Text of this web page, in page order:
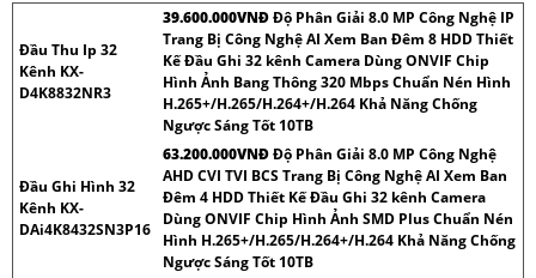
Đầu Thu Ip 32
Kênh KX-
D4K8832NR3
39.600.000VNÐĐộ Phân Giải 8.0 MP Công Nghệ IP
Trang Bị Công Nghệ AI Xem Ban Đêm 8 HDD Thiết
Kế Đầu Ghi 32 kênh Camera Dùng ONVIF Chip
Hình Ảnh Bang Thông 320 Mbps Chuẩn Nén Hình
H.265+/H.265/H.264+/H.264 Khả Năng Chống
Ngược Sáng Tốt 10TB
Đầu Ghi Hình 32
Kênh KX-
DAi4K8432SN3P16
63.200.000VNÐĐộ Phân Giải 8.0 MP Công Nghệ
AHD CVI TVI BCS Trang Bị Công Nghệ AI Xem Ban
Đêm 4 HDD Thiết Kế Đầu Ghi 32 kênh Camera
Dùng ONVIF Chip Hình Ảnh SMD Plus Chuẩn Nén
Hình H.265+/H.265/H.264+/H.264 Khả Năng Chống
Ngược Sáng Tốt 10TB